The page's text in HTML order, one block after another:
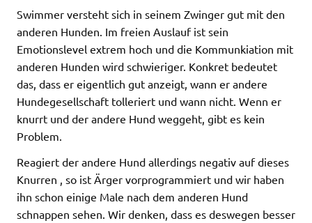
Swimmer versteht sich in seinem Zwinger gut mit den
anderen Hunden. Im freien Auslauf ist sein
Emotionslevel extrem hoch und die Kommunkiation mit
anderen Hunden wird schwieriger. Konkret bedeutet
das, dass er eigentlich gut anzeigt, wann er andere
Hundegesellschaft tolleriert und wann nicht. Wenn er
knurrt und der andere Hund weggeht, gibt es kein
Problem.
Reagiert der andere Hund allerdings negativ auf dieses
Knurren , so ist Ärger vorprogrammiert und wir haben
ihn schon einige Male nach dem anderen Hund
schnappen sehen. Wir denken, dass es deswegen besser